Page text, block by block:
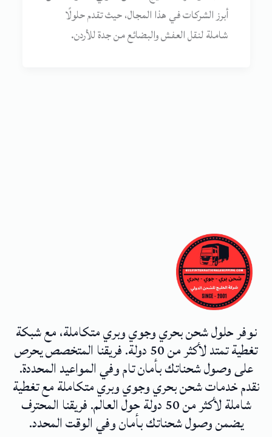
أبرز الشركات في هذا المجال، حيث تقدم حلولًا
شاملة لنقل العفش والبضائع من جدة للأردن.
نوفر حلول شحن بحري وجوي وبري متكاملة، مع شبكة
تغطية تمتد لأكثر من 50 دولة. فريقنا المتخصص يحرص
على وصول شحناتك بأمان تام وفي المواعيد المحددة.
نقدم خدمات شحن بحري وجوي وبري متكاملة مع تغطية
شاملة لأكثر من 50 دولة حول العالم. فريقنا المحترف
يضمن وصول شحناتك بأمان وفي الوقت المحدد.